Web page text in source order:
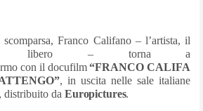
Franco Califano – l’artista, il
libero – torna a
con il docufilm “FRANCO CALIFA
, in uscita nelle sale italiane
, distribuito da Europictures.